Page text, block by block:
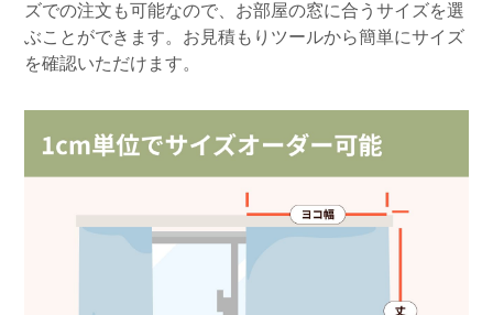
ズでの注文も可能なので、お部屋の窓に合うサイズを選
ぶことができます。お見積もりツールから簡単にサイズ
を確認いただけます。